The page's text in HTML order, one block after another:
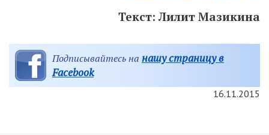
Текст: Лилит Мазикина
Подписывайтесь на нашу страницу в
Facebook
16.11.2015